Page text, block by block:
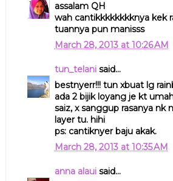
assalam QH
wah cantikkkkkkkknya kek
tuannya pun manisss
March 28, 2013 at 10:26 AM
tun_telanisaid...
bestnyerr!!! tun xbuat lg
ada 2 bijik loyang je kt
saiz, x sanggup rasanya nk
layer tu. hihi
ps: cantiknyer baju akak.
March 28, 2013 at 10:35 AM
anna alauisaid...